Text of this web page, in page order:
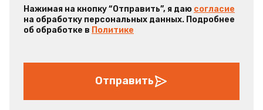
Нажимая на кнопку “Отправить”, я даю согласие
на обработку персональных данных. Подробнее
об обработке в Политике
Отправить